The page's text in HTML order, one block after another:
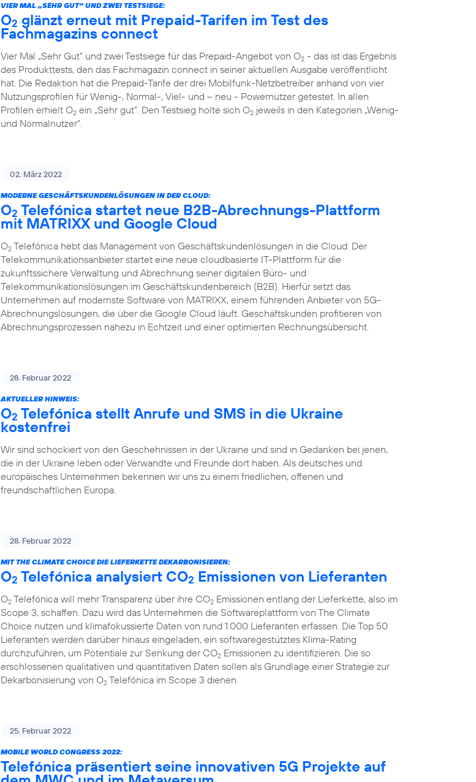
VIER MAL „SEHR GUT“ UND ZWEI TESTSIEGE:
O2 glänzt erneut mit Prepaid-Tarifen im Test des
Fachmagazins connect
Vier Mal „Sehr Gut“ und zwei Testsiege für das Prepaid-Angebot von O2 - das ist das Ergebnis
des Produkttests, den das Fachmagazin connect in seiner aktuellen Ausgabe veröffentlicht
hat. Die Redaktion hat die Prepaid-Tarife der drei Mobilfunk-Netzbetreiber anhand von vier
Nutzungsprofilen für Wenig-, Normal-, Viel- und – neu - Powernutzer getestet. In allen
Profilen erhielt O2 ein „Sehr gut“. Den Testsieg holte sich O2 jeweils in den Kategorien „Wenig-
und Normalnutzer“.
02. März 2022
MODERNE GESCHÄFTSKUNDENLÖSUNGEN IN DER CLOUD:
O2 Telefónica startet neue B2B-Abrechnungs-Plattform
mit MATRIXX und Google Cloud
O2 Telefónica hebt das Management von Geschäftskundenlösungen in die Cloud: Der
Telekommunikationsanbieter startet eine neue cloudbasierte IT-Plattform für die
zukunftssichere Verwaltung und Abrechnung seiner digitalen Büro- und
Telekommunikationslösungen im Geschäftskundenbereich (B2B). Hierfür setzt das
Unternehmen auf modernste Software von MATRIXX, einem führenden Anbieter von 5G-
Abrechnungslösungen, die über die Google Cloud läuft. Geschäftskunden profitieren von
Abrechnungsprozessen nahezu in Echtzeit und einer optimierten Rechnungsübersicht.
28. Februar 2022
AKTUELLER HINWEIS:
O2 Telefónica stellt Anrufe und SMS in die Ukraine
kostenfrei
Wir sind schockiert von den Geschehnissen in der Ukraine und sind in Gedanken bei jenen,
die in der Ukraine leben oder Verwandte und Freunde dort haben. Als deutsches und
europäisches Unternehmen bekennen wir uns zu einem friedlichen, offenen und
freundschaftlichen Europa.
28. Februar 2022
MIT THE CLIMATE CHOICE DIE LIEFERKETTE DEKARBONISIEREN:
O2 Telefónica analysiert CO2 Emissionen von Lieferanten
O2 Telefónica will mehr Transparenz über ihre CO2 Emissionen entlang der Lieferkette, also im
Scope 3, schaffen. Dazu wird das Unternehmen die Softwareplattform von The Climate
Choice nutzen und klimafokussierte Daten von rund 1.000 Lieferanten erfassen. Die Top 50
Lieferanten werden darüber hinaus eingeladen, ein softwaregestütztes Klima-Rating
durchzuführen, um Potentiale zur Senkung der CO2 Emissionen zu identifizieren. Die so
erschlossenen qualitativen und quantitativen Daten sollen als Grundlage einer Strategie zur
Dekarbonisierung von O2 Telefónica im Scope 3 dienen.
25. Februar 2022
MOBILE WORLD CONGRESS 2022:
Telefónica präsentiert seine innovativen 5G Projekte auf